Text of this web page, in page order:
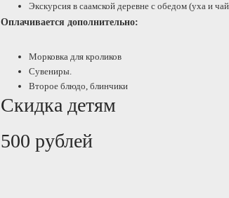
Экскурсия в саамской деревне с обедом (уха и
Оплачивается дополнительно:
Морковка для кроликов
Сувениры.
Второе блюдо, блинчики
Скидка детям
500 рублей